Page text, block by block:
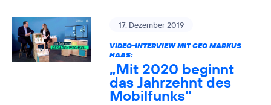
17. Dezember 2019
VIDEO-INTERVIEW MIT CEO MARKUS
HAAS:
„Mit 2020 beginnt
das Jahrzehnt des
Mobilfunks“